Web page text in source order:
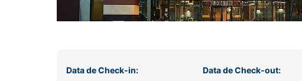
Data de Check-in: Data de Check-out: